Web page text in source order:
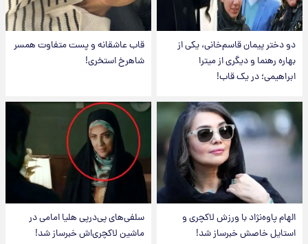
دو دختر پیمان قاسم‌خانی، یکی از
بهاره رهنما و دیگری از میترا
ابراهیمی؛ در یک قاب!
قاب عاشقانه و پست متفاوت همسر
شاهرخ استخری!
الهام پاوه‌نژاد با ورزش لاکچری و
استایل خاصش خبرساز شد!
سلفی‌های پی‌درپی هلیا امامی در
ماشین لاکچری‌اش خبرساز شد!